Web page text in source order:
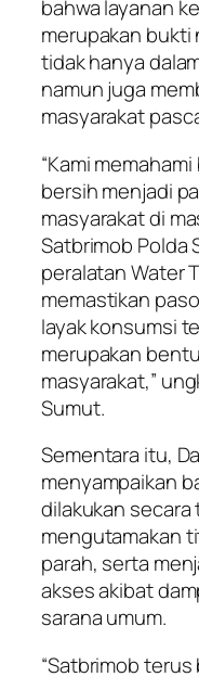
bahwa layanan
merupakan bukti
tidak hanya
namun juga
masyarakat
“Kami
bersih menjadi
masyarakat di
Satbrimob Polda
peralatan Water
memastikan
layak konsumsi
merupakan
masyarakat,”
Sumut.
Sementara itu,
menyampaikan
dilakukan
mengutamakan
parah, serta
akses akibat
sarana umum.
“Satbrimob